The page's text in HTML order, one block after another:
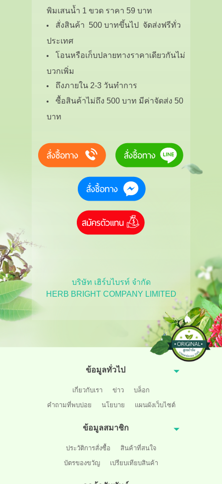
พิมเสนน้ำ 1 ขวด ราคา 59 บาท
สั่งสินค้า 500 บาทขึ้นไป จัดส่งฟรีทั่ว
ประเทศ
โอนหรือเก็บปลายทางราคาเดียวกันไม่
บวกเพิ่ม
ถึงภายใน 2-3 วันทำการ
ซื้อสินค้าไม่ถึง 500 บาท มีค่าจัดส่ง 50
บาท
บริษัท เฮิร์บไบรท์ จำกัด
HERB BRIGHT COMPANY LIMITED
ข้อมูลทั่วไป
เกี่ยวกับเรา ข่าว
บล็อก
คำถามที่พบบ่อย
นโยบาย แผนผังเว็บไซต์
ข้อมูลสมาชิก
ประวัติการสั่งซื้อ
สินค้าที่สนใจ
บัตรของขวัญ
เปรียบเทียบสินค้า